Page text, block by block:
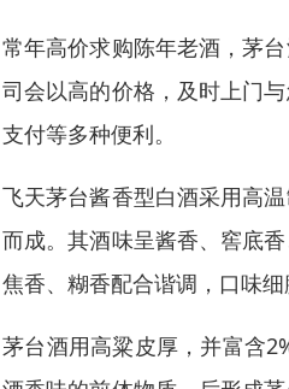
常年高价求购陈年老酒，茅
司会以高的价格，及时上门
支付等多种便利。
飞天茅台酱香型白酒采用高
而成。其酒味呈酱香、窖底
焦香、糊香配合谐调，口味细
茅台酒用高粱皮厚，并富含